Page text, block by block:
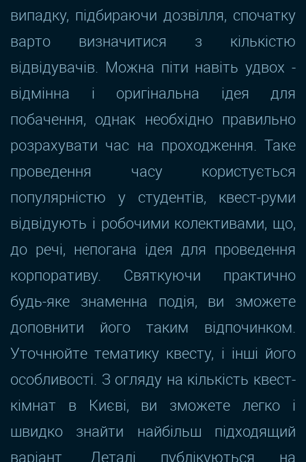
випадку, підбираючи дозвілля, спочатку
варто визначитися з кількістю
відвідувачів. Можна піти навіть удвох -
відмінна і оригінальна ідея для
побачення, однак необхідно правильно
розрахувати час на проходження. Таке
проведення часу користується
популярністю у студентів, квест-руми
відвідують і робочими колективами, що,
до речі, непогана ідея для проведення
корпоративу. Святкуючи практично
будь-яке знаменна подія, ви зможете
доповнити його таким відпочинком.
Уточнюйте тематику квесту, і інші його
особливості. З огляду на кількість квест-
кімнат в Києві, ви зможете легко і
швидко знайти найбільш підходящий
варіант. Деталі публікуються на